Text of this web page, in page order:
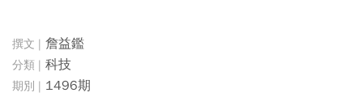
詹益鑑
科技
1496期